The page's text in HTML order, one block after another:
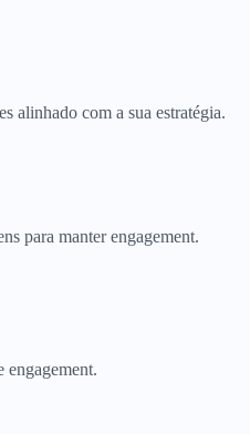
alinhado com a sua estratégia.
para manter engagement.
engagement.